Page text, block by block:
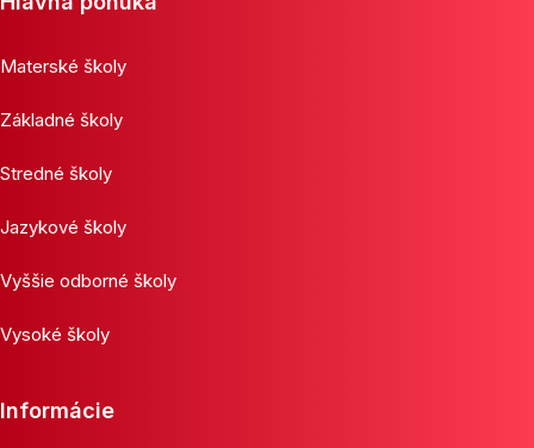
Materské školy
Základné školy
Stredné školy
Jazykové školy
Vyššie odborné školy
Vysoké školy
Informácie